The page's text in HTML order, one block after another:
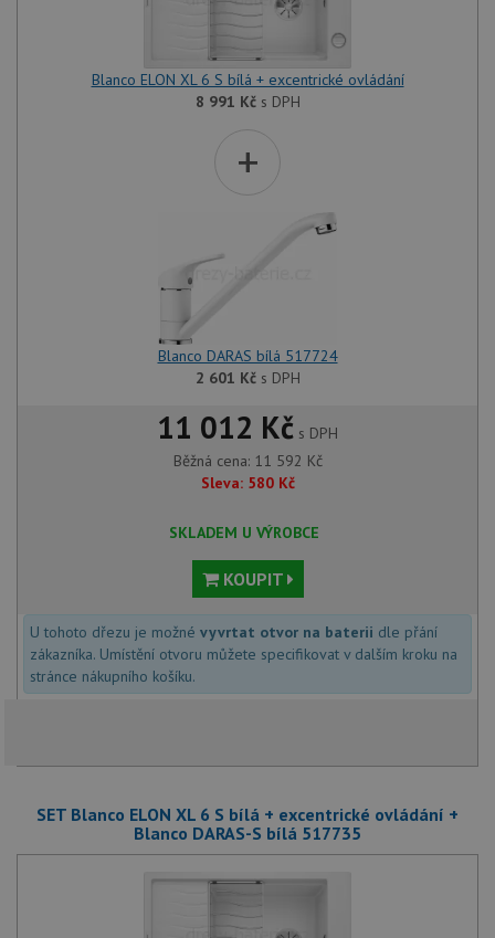
Blanco ELON XL 6 S bílá + excentrické ovládání
8 991 Kčs DPH
+
Blanco DARAS bílá 517724
2 601 Kčs DPH
11 012 Kč s DPH
Běžná cena: 11 592 Kč
Sleva: 580 Kč
SKLADEM U VÝROBCE
KOUPIT
U tohoto dřezu je možné vyvrtat otvor na baterii dle přání
zákazníka. Umístění otvoru můžete specifikovat v dalším kroku na
stránce nákupního košíku.
SET Blanco ELON XL 6 S bílá + excentrické ovládání +
Blanco DARAS-S bílá 517735